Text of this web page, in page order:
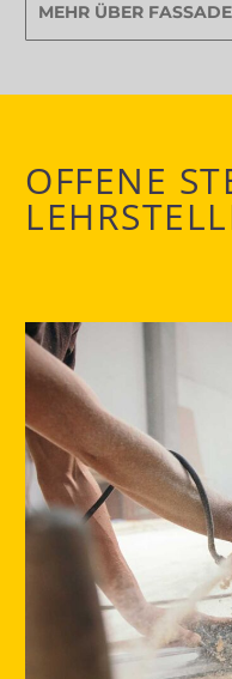
MEHR ÜBER
OFFENE